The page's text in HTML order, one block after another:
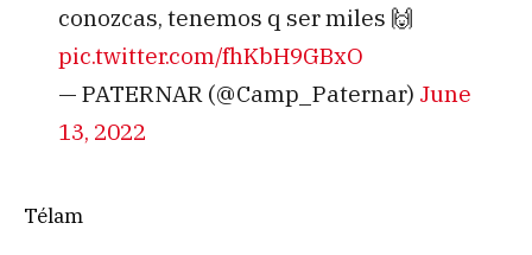
conozcas, tenemos q ser miles 🙌
pic.twitter.com/fhKbH9GBxO
— PATERNAR (@Camp_Paternar) June
13, 2022
Télam